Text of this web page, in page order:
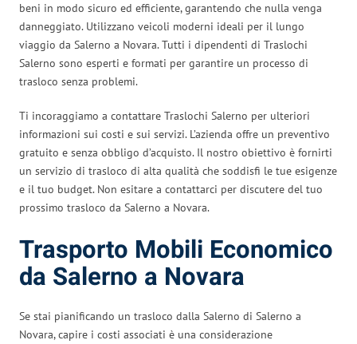
beni in modo sicuro ed efficiente, garantendo che nulla venga
danneggiato. Utilizzano veicoli moderni ideali per il lungo
viaggio da Salerno a Novara. Tutti i dipendenti di Traslochi
Salerno sono esperti e formati per garantire un processo di
trasloco senza problemi.
Ti incoraggiamo a contattare Traslochi Salerno per ulteriori
informazioni sui costi e sui servizi. L’azienda offre un preventivo
gratuito e senza obbligo d’acquisto. Il nostro obiettivo è fornirti
un servizio di trasloco di alta qualità che soddisfi le tue esigenze
e il tuo budget. Non esitare a contattarci per discutere del tuo
prossimo trasloco da Salerno a Novara.
Trasporto Mobili Economico
da Salerno a Novara
Se stai pianificando un trasloco dalla Salerno di Salerno a
Novara, capire i costi associati è una considerazione